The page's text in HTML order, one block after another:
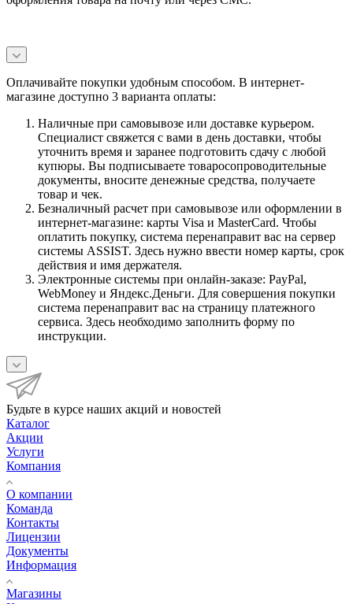
Оплачивайте покупки удобным способом. В интернет-
магазине доступно 3 варианта оплаты:
Наличные при самовывозе или доставке курьером.
Специалист свяжется с вами в день доставки, чтобы
уточнить время и заранее подготовить сдачу с любой
купюры. Вы подписываете товаросопроводительные
документы, вносите денежные средства, получаете
товар и чек.
Безналичный расчет при самовывозе или оформлении в
интернет-магазине: карты Visa и MasterCard. Чтобы
оплатить покупку, система перенаправит вас на сервер
системы ASSIST. Здесь нужно ввести номер карты, срок
действия и имя держателя.
Электронные системы при онлайн-заказе: PayPal,
WebMoney и Яндекс.Деньги. Для совершения покупки
система перенаправит вас на страницу платежного
сервиса. Здесь необходимо заполнить форму по
инструкции.
Будьте в курсе наших акций и новостей
Каталог
Акции
Услуги
Компания
О компании
Команда
Контакты
Лицензии
Документы
Информация
Магазины